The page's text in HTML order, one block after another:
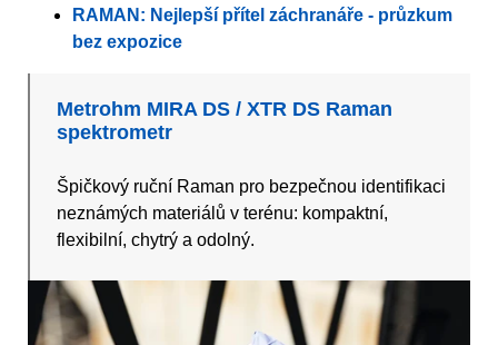
RAMAN: Nejlepší přítel záchranáře - průzkum
bez expozice
Metrohm MIRA DS / XTR DS Raman
spektrometr
Špičkový ruční Raman pro bezpečnou identifikaci
neznámých materiálů v terénu: kompaktní,
flexibilní, chytrý a odolný.